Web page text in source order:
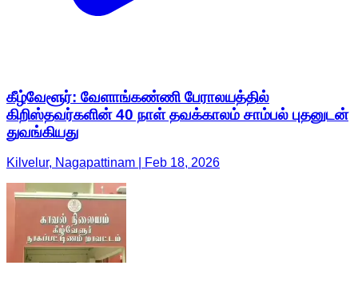
கீழ்வேளூர்: வேளாங்கண்ணி பேராலயத்தில்
கிறிஸ்தவர்களின் 40 நாள் தவக்காலம் சாம்பல் புதனுடன்
துவங்கியது
Kilvelur, Nagapattinam | Feb 18, 2026